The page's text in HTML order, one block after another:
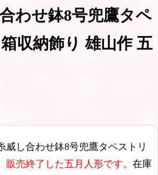
わせ鉢8号兜鷹タペ
収納飾り 雄山作 五
威し合わせ鉢8号兜鷹タペストリ
販売終了した五月人形です。 在庫